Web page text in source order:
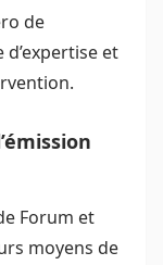
de
et
Forum et
moyens de